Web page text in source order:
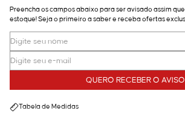
Preencha os campos abaixo para ser avisado assim
estoque! Seja o primeiro a saber e receba ofertas
QUERO RECEBER O AVISO
Tabela de Medidas